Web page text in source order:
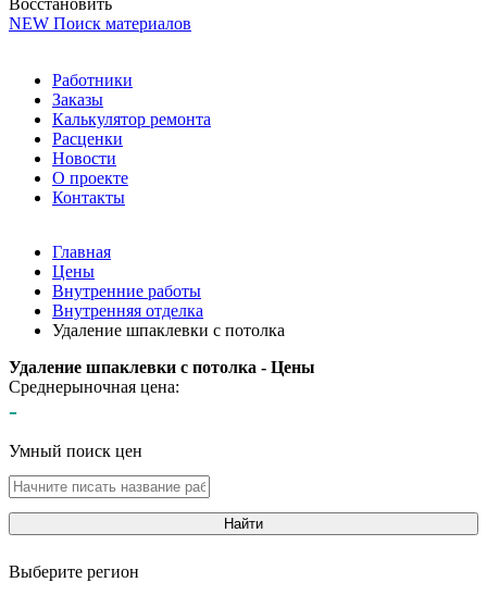
Восстановить
NEW Поиск материалов
Работники
Заказы
Калькулятор ремонта
Расценки
Новости
О проекте
Контакты
Главная
Цены
Внутренние работы
Внутренняя отделка
Удаление шпаклевки с потолка
Удаление шпаклевки с потолка - Цены
Среднерыночная цена:
-
Умный поиск цен
Найти
Выберите регион